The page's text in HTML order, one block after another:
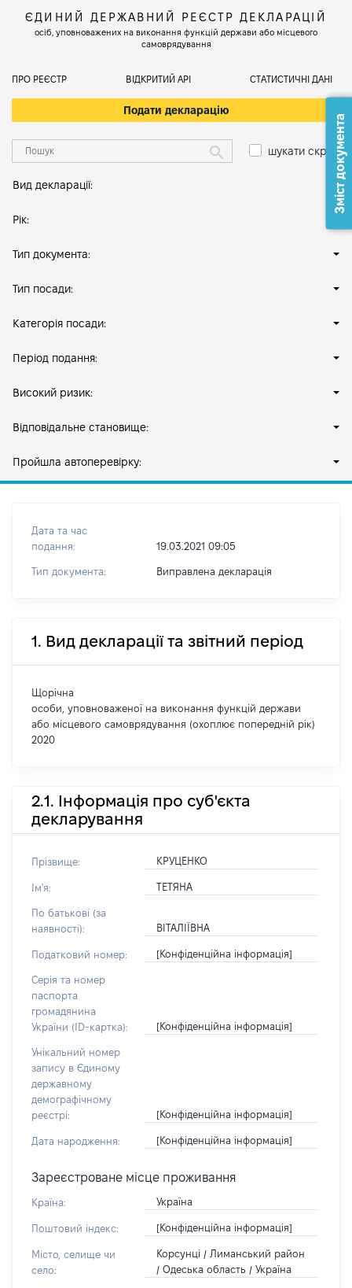
ЄДИНИЙ ДЕРЖАВНИЙ РЕЄСТР ДЕКЛАРАЦІЙ
осіб, уповноважених на виконання функцій держави або місцевого
самоврядування
ПРО РЕЄСТР ВІДКРИТИЙ АРІ СТАТИСТИЧНІ ДАНІ
Подати декларацію
шукати скрізь
Вид декларації:
Рік:
Тип документа:
Тип посади:
Категорія посади:
Період подання:
Високий ризик:
Відповідальне становище:
Пройшла автоперевірку:
Дата та час
подання:
19.03.2021 09:05
Тип документа: Виправлена декларація
1. Вид декларації та звітний період
Щорічна
особи, уповноваженої на виконання функцій держави
або місцевого самоврядування (охоплює попередній рік)
2020
2.1. Інформація про суб'єкта
декларування
Прізвище: КРУЦЕНКО
Ім'я: ТЕТЯНА
По батькові (за
наявності):
ВІТАЛІЇВНА
Податковий номер: [Конфіденційна інформація]
Серія та номер
паспорта
громадянина
України (ID-картка):
[Конфіденційна інформація]
Унікальний номер
запису в Єдиному
державному
демографічному
реєстрі:
[Конфіденційна інформація]
Дата народження: [Конфіденційна інформація]
Зареєстроване місце проживання
Країна: Україна
Поштовий індекс: [Конфіденційна інформація]
Місто, селище чи
село:
Корсунці / Лиманський район
/ Одеська область / Україна
Зміст документа